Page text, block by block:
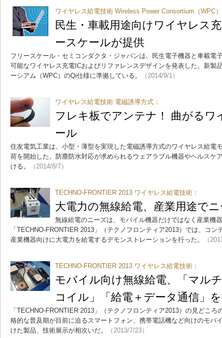
ワイヤレス給電技術 Wireless Power Consortium（WPC
民生・車載用途向けワイヤレス
ースケールが提供
フリースケール・セミコンダクタ・ジャパンは、民生電子機器と車載電
可能なワイヤレス充電ICおよびリファレンスデザインを発表した。新製
ーシアム（WPC）のQi仕様に準拠している。
（2014/9/1）
ワイヤレス給電技術 電磁誘導方式：
フレキ板でアンテナ！ 曲がるワ
ール
住友電気工業は、小型・薄型を実現した電磁誘導方式のワイヤレス給電
荷を開始した。防塵防水対応が求められるウェアラブル機器やヘルスケ
ける。
（2014/8/7）
TECHNO-FRONTIER 2013 ワイヤレス給電技術：
大電力の無線給電、産業用途で
無線給電のニーズは、モバイル機器だけではなく産業機
「TECHNO-FRONTIER 2013」（テクノフロンティア2013）では、コ
産業機器向けに大電力を給電するデモンストレーションを行った。
（
TECHNO-FRONTIER 2013 ワイヤレス給電技術：
モバイル向け無線給電、「マル
コイル」「給電＋データ通信」
「TECHNO-FRONTIER 2013」（テクノフロンティア2013）の見どこ
格的な普及期が目前に迫るスマートフォン、携帯電話機など向けのモバ
けた製品、技術展示が相次いだ。
（2013/7/23）